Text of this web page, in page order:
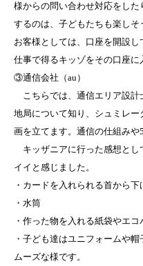
様からの問い合わせ対応をし
するのは、子どもたちも楽しそ
お客様としては、口座を開設
仕事で得るキッゾをその口座
③通信会社（au）
こちらでは、通信エリア設計
地局について知り、シュミレ
画を立てます。通信の仕組みや
キッザニアに行った感想とし
イイと感じました。
・カードを入れられる首から
・水筒
・作った物を入れる紙袋やエコ
・子ども達はユニフォームや
ムーズな様です。